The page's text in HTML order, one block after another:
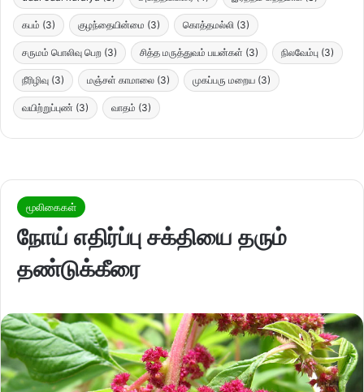
கபம் (3) குழந்தையின்மை (3) கொத்தமல்லி (3)
சருமம் பொலிவு பெற (3) சித்த மருத்துவம் பயன்கள் (3) நிலவேம்பு (3)
நீரிழிவு (3) மஞ்சள் காமாலை (3) முகப்பரு மறைய (3)
வயிற்றுப்புண் (3) வாதம் (3)